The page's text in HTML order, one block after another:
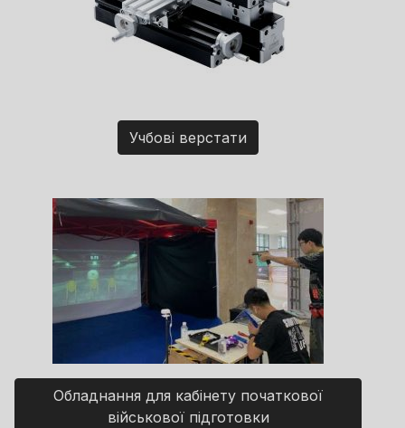
Учбові верстати
Обладнання для кабінету початкової
військової підготовки